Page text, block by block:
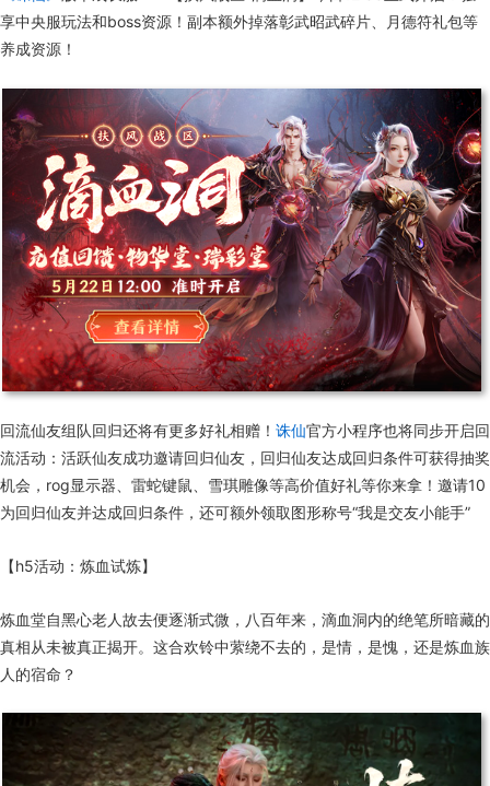
享中央服玩法和boss资源！副本额外掉落彰武昭武碎片、月德符礼包等
养成资源！
回流仙友组队回归还将有更多好礼相赠！ 诛仙官方小程序也将同步开启回
流活动：活跃仙友成功邀请回归仙友，回归仙友达成回归条件可获得抽奖
机会，rog显示器、雷蛇键鼠、雪琪雕像等高价值好礼等你来拿！邀请10
为回归仙友并达成回归条件，还可额外领取图形称号“我是交友小能手”
【h5活动：炼血试炼】
炼血堂自黑心老人故去便逐渐式微，八百年来，滴血洞内的绝笔所暗藏的
真相从未被真正揭开。这合欢铃中萦绕不去的，是情，是愧，还是炼血族
人的宿命？